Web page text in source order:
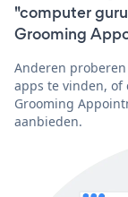
"computer
Grooming
Anderen
apps te vinden, of
Grooming
aanbieden.